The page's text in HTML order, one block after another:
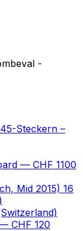
-
Steckern –
— CHF 1100
Mid 2015) 16
CHF 120